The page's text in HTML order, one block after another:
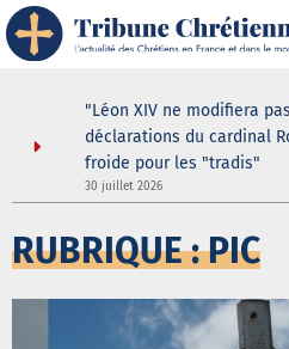
son
"Léon XIV ne modifiera
déclarations du cardinal
froide pour les "tradis"
30 juillet 2026
RUBRIQUE : PIC